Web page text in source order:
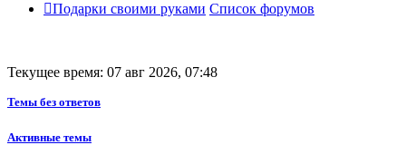
Подарки своими руками Список форумов
Текущее время: 07 авг 2026, 07:48
Темы без ответов
Активные темы